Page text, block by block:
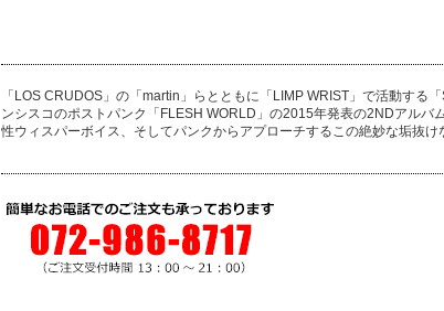
「LOS CRUDOS」の「martin」らとともに「LIMP WRIST」で活動する
ンシスコのポストパンク「FLESH WORLD」の2015年発表の2NDアルバ
性ウィスパーボイス、そしてパンクからアプローチするこの絶妙な垢抜け